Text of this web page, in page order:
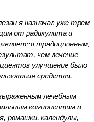
я назначал уже трем
от радикулита и
традиционным,
чем лечение
улучшение было
средства.
лечебным
компонентам в
ромашки, календулы,